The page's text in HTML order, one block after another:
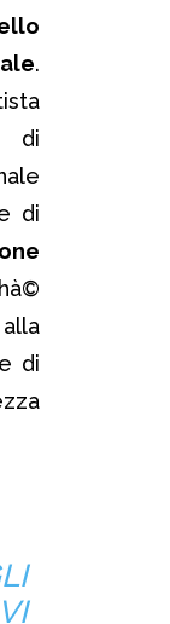
.
di
di
di